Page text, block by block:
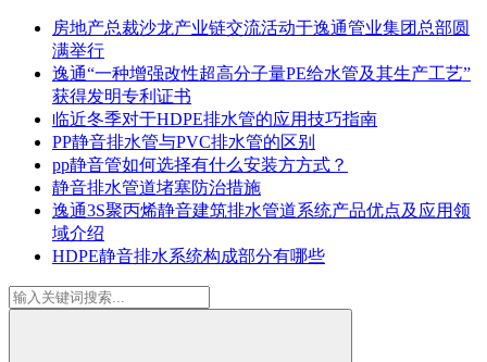
房地产总裁沙龙产业链交流活动于逸通管业集团总部圆
满举行
逸通“一种增强改性超高分子量PE给水管及其生产工艺”
获得发明专利证书
临近冬季对于HDPE排水管的应用技巧指南
PP静音排水管与PVC排水管的区别
pp静音管如何选择有什么安装方方式？
静音排水管道堵塞防治措施
逸通3S聚丙烯静音建筑排水管道系统产品优点及应用领
域介绍
HDPE静音排水系统构成部分有哪些